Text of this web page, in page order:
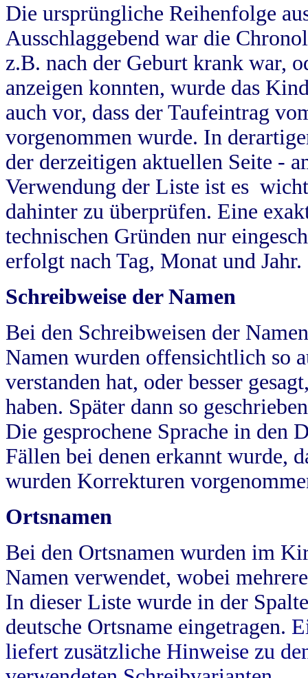
Die ursprüngliche Reihenfolge
Ausschlaggebend war die
z.B. nach der Geburt krank war,
anzeigen konnten, wurde das
auch vor, dass der Taufeintrag
vorgenommen wurde. In
der derzeitigen aktuellen Seite -
Verwendung der Liste ist es
dahinter zu überprüfen. Eine
technischen Gründen nur
erfolgt nach Tag, Monat und Jahr.
Schreibweise der Namen
Bei den Schreibweisen der
Namen wurden offensichtlich so
verstanden hat, oder besser
haben. Später dann so
Die gesprochene Sprache in
Fällen bei denen erkannt wurde,
wurden Korrekturen
Ortsnamen
Bei den Ortsnamen wurden im
Namen verwendet, wobei
In dieser Liste wurde in der
deutsche Ortsname eingetragen.
liefert zusätzliche Hinweise zu